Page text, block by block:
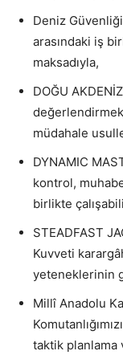
Deniz
arasındaki iş
maksadıyla,
DOĞU
müdahale
DYNAMIC
kontrol,
birlikte
STEADFAST
Kuvveti
yeteneklerinin
Millî Anadolu
taktik planlama